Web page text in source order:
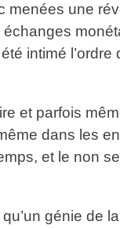
menées une
intimé l’ordre
et parfois
dans les
et le non
génie de la